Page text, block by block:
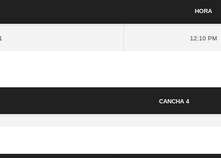
Hora
12:10 pm
Cancha 4